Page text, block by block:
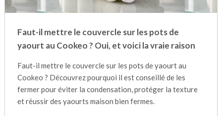
Faut-il mettre le couvercle sur les pots de
yaourt au Cookeo ? Oui, et voici la vraie raison
Faut-il mettre le couvercle sur les pots de yaourt au
Cookeo ? Découvrez pourquoi il est conseillé de les
fermer pour éviter la condensation, protéger la texture
et réussir des yaourts maison bien fermes.